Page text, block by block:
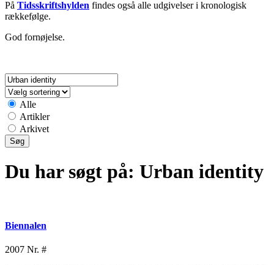
På Tidsskriftshylden findes også alle udgivelser i kronologisk
rækkefølge.
God fornøjelse.
Alle
Artikler
Arkivet
Du har søgt på: Urban identity
Biennalen
2007 Nr. #